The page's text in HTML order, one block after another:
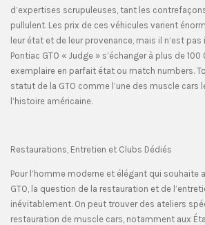
d’expertises scrupuleuses, tant les
pullulent. Les prix de ces véhicules varient
leur état et de leur provenance, mais il n’est
Pontiac GTO « Judge » s’échanger à plus de
exemplaire en parfait état ou match numbers.
statut de la GTO comme l’une des muscle cars
l’histoire américaine.
Restaurations, Entretien et Clubs Dédiés
Pour l’homme moderne et élégant qui souhaite
GTO, la question de la restauration et de
inévitablement. On peut trouver des ateliers
restauration de muscle cars, notamment aux